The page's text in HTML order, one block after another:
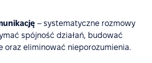
– systematyczne rozmowy
spójność działań, budować
oraz eliminować nieporozumienia.